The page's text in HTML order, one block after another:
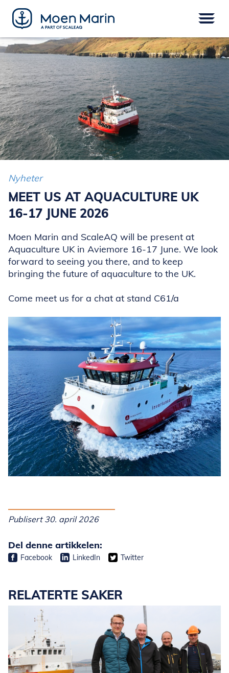
Skip
content
FARTØY EPOWER
UTSTYR
SERVICE
DIGITAL FINANSIERING
Nyheter
MEET US AT AQUACULTURE UK
16-17 JUNE 2026
Moen Marin and ScaleAQ will be present at
Aquaculture UK in Aviemore 16-17 June. We look
forward to seeing you there, and to keep
bringing the future of aquaculture to the UK.
Come meet us for a chat at stand C61/a
Publisert 30. april 2026
Del denne artikkelen:
Facebook LinkedIn Twitter
RELATERTE SAKER